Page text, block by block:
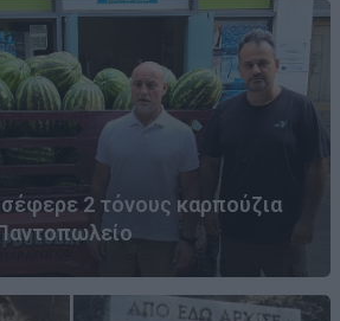
2 τόνους καρπούζια